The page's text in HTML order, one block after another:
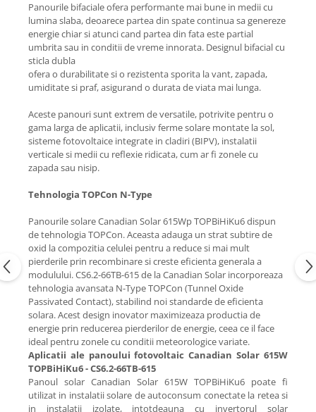
Panourile bifaciale ofera performante mai bune in medii cu
lumina slaba, deoarece partea din spate continua sa genereze
energie chiar si atunci cand partea din fata este partial
umbrita sau in conditii de vreme innorata. Designul bifacial cu
sticla dubla
ofera o durabilitate si o rezistenta sporita la vant, zapada,
umiditate si praf, asigurand o durata de viata mai lunga.
Aceste panouri sunt extrem de versatile, potrivite pentru o
gama larga de aplicatii, inclusiv ferme solare montate la sol,
sisteme fotovoltaice integrate in cladiri (BIPV), instalatii
verticale si medii cu reflexie ridicata, cum ar fi zonele cu
zapada sau nisip.
Tehnologia TOPCon N-Type
Panourile solare Canadian Solar 615Wp TOPBiHiKu6 dispun
de tehnologia TOPCon. Aceasta adauga un strat subtire de
oxid la compozitia celulei pentru a reduce si mai mult
pierderile prin recombinare si creste eficienta generala a
modulului.CS6.2-66TB-615de la Canadian Solar incorporeaza
tehnologia avansata N-Type TOPCon (Tunnel Oxide
Passivated Contact), stabilind noi standarde de eficienta
solara. Acest design inovator maximizeaza productia de
energie prin reducerea pierderilor de energie, ceea ce il face
ideal pentru zonele cu conditii meteorologice variate.
Aplicatii ale panoului fotovoltaic Canadian Solar 615W
TOPBiHiKu6 -CS6.2-66TB-615
Panoul solar Canadian Solar 615W TOPBiHiKu6 poate fi
utilizat in instalatii solare de autoconsum conectate la retea si
in instalatii izolate, intotdeauna cu invertorul solar